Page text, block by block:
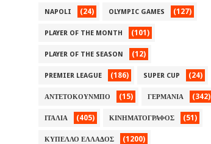
NAPOLI (24) OLYMPIC GAMES (127)
PLAYER OF THE MONTH (101)
PLAYER OF THE SEASON (12)
PREMIER LEAGUE (186) SUPER CUP (24)
ΑΝΤΕΤΟΚΟΥΝΜΠΟ (15) ΓΕΡΜΑΝΙΑ (342)
ΙΤΑΛΙΑ (405) ΚΙΝΗΜΑΤΟΓΡΑΦΟΣ (51)
ΚΥΠΕΛΛΟ ΕΛΛΑΔΟΣ (1200)